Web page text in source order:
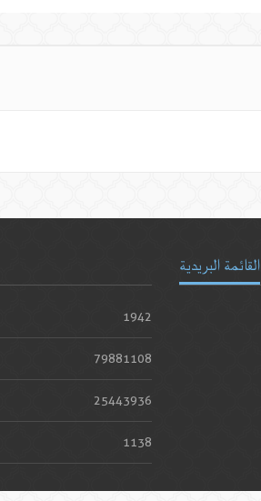
1942
79881108
25443936
1138
القائمة البريدية